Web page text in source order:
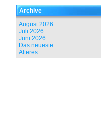
Archive
August 2026
Juli 2026
Juni 2026
Das neueste ...
Älteres ...